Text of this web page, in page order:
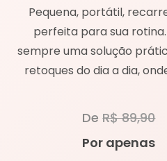
Pequena, portátil,
perfeita para sua
sempre uma solução
retoques do dia a dia,
DeR$ 89,90
Por apenas